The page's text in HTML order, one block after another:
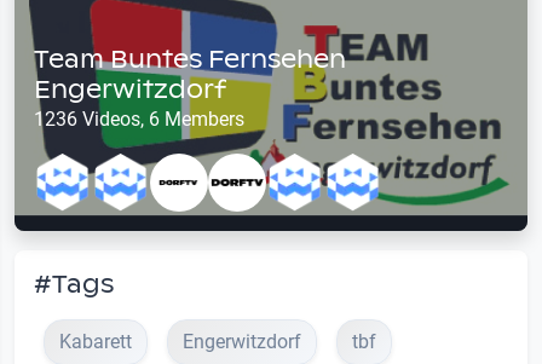
Team Buntes Fernsehen
Engerwitzdorf
1236 Videos, 6 Members
#Tags
Kabarett Engerwitzdorf tbf